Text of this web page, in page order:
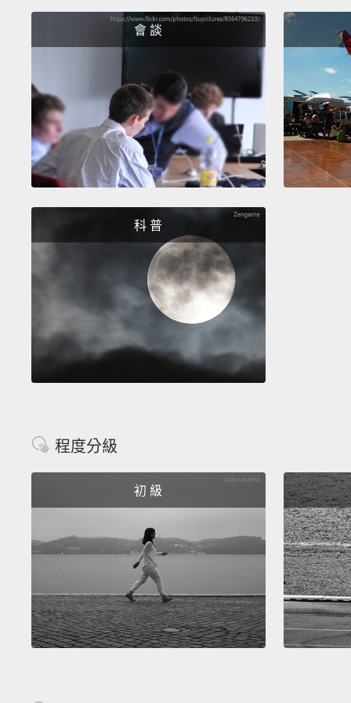
會 談
科 普
程度分級
初 級